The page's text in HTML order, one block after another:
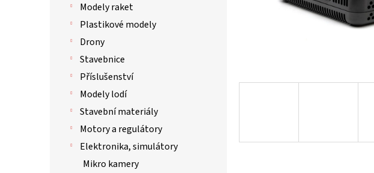
Modely raket
Plastikové modely
Drony
Stavebnice
Příslušenství
Modely lodí
Stavební materiály
Motory a regulátory
Elektronika, simulátory
Mikro kamery